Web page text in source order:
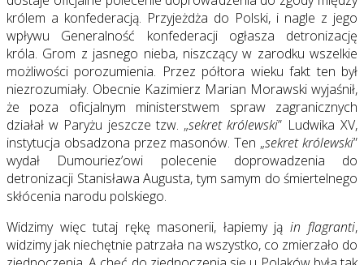
królem a konfederacją. Przyjeżdża do Polski, i nagle z jego
wpływu Generalność konfederacji ogłasza detronizację
króla. Grom z jasnego nieba, niszczący w zarodku wszelkie
możliwości porozumienia. Przez półtora wieku fakt ten był
niezrozumiały. Obecnie Kazimierz Marian Morawski wyjaśnił,
że poza oficjalnym ministerstwem spraw zagranicznych
działał w Paryżu jeszcze tzw. „sekret królewski” Ludwika XV,
instytucja obsadzona przez masonów. Ten „sekret królewski”
wydał Dumouriez’owi polecenie doprowadzenia do
detronizacji Stanisława Augusta, tym samym do śmiertelnego
skłócenia narodu polskiego.
Widzimy więc tutaj rękę masonerii, łapiemy ją in flagranti,
widzimy jak niechętnie patrzała na wszystko, co zmierzało do